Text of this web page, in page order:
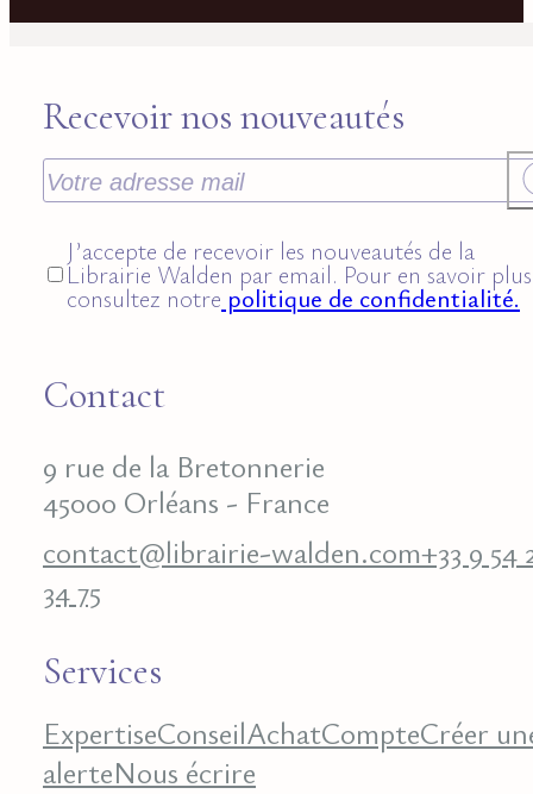
Recevoir nos nouveautés
J’accepte de recevoir les nouveautés de la
Librairie Walden par email. Pour en savoir
consultez notre politique de confidentialité.
Contact
9 rue de la Bretonnerie
45000 Orléans - France
contact@librairie-walden.com+33 9 54
34 75
Services
ExpertiseConseilAchatCompteCréer
alerteNous écrire